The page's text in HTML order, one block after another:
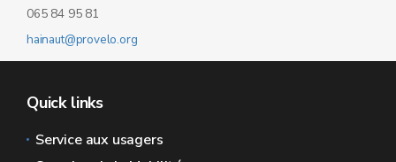
065 84 95 81
hainaut@provelo.org
Quick links
Service aux usagers